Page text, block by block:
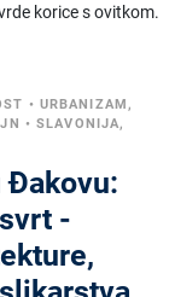
korice s ovitkom.
• URBANIZAM,
•SLAVONIJA,
Đakovu:
-